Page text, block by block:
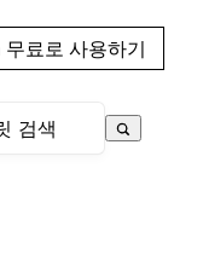
료로 사용하기